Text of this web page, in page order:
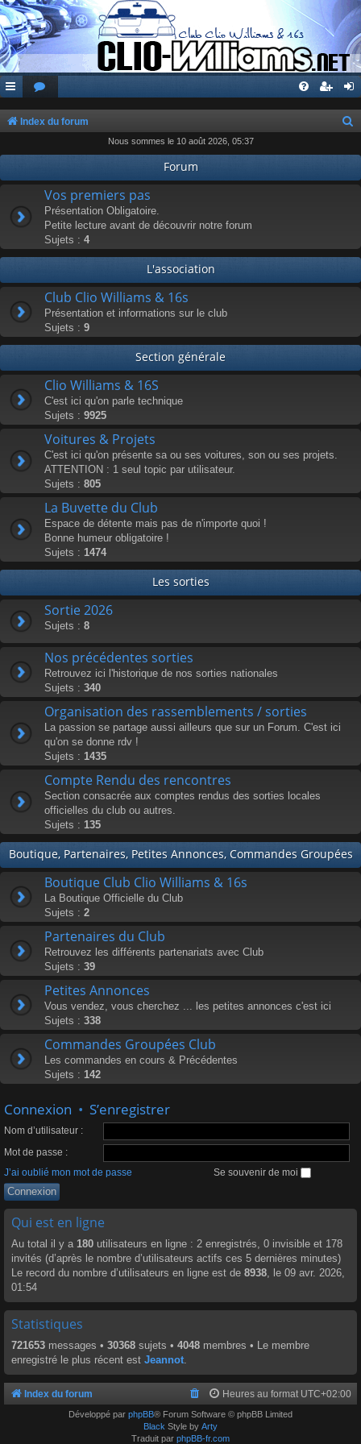
Index du forum
h
c
Nous sommes le 10 août 2026, 05:37
Forum
Vos premiers pas
Présentation Obligatoire.
Petite lecture avant de découvrir notre forum
Sujets : 4
L'association
Club Clio Williams & 16s
Présentation et informations sur le club
Sujets : 9
Section générale
Clio Williams & 16S
C'est ici qu'on parle technique
Sujets : 9925
Voitures & Projets
C'est ici qu'on présente sa ou ses voitures, son ou ses projets.
ATTENTION : 1 seul topic par utilisateur.
Sujets : 805
La Buvette du Club
Espace de détente mais pas de n'importe quoi !
Bonne humeur obligatoire !
Sujets : 1474
Les sorties
Sortie 2026
Sujets : 8
Nos précédentes sorties
Retrouvez ici l'historique de nos sorties nationales
Sujets : 340
Organisation des rassemblements / sorties
La passion se partage aussi ailleurs que sur un Forum. C'est ici
qu'on se donne rdv !
Sujets : 1435
Compte Rendu des rencontres
Section consacrée aux comptes rendus des sorties locales
officielles du club ou autres.
Sujets : 135
Boutique, Partenaires, Petites Annonces, Commandes Groupées
Boutique Club Clio Williams & 16s
La Boutique Officielle du Club
Sujets : 2
Partenaires du Club
Retrouvez les différents partenariats avec Club
Sujets : 39
Petites Annonces
Vous vendez, vous cherchez ... les petites annonces c'est ici
Sujets : 338
Commandes Groupées Club
Les commandes en cours & Précédentes
Sujets : 142
Connexion • S’enregistrer
Nom d’utilisateur :
Mot de passe :
J’ai oublié mon mot de passe
Se souvenir de moi
Qui est en ligne
Au total il y a 180 utilisateurs en ligne : 2 enregistrés, 0 invisible et 178
invités (d’après le nombre d’utilisateurs actifs ces 5 dernières minutes)
Le record du nombre d’utilisateurs en ligne est de 8938, le 09 avr. 2026,
01:54
Statistiques
721653 messages • 30368 sujets • 4048 membres • Le membre
enregistré le plus récent est Jeannot.
Index du forum Heures au format UTC+02:00
Développé par phpBB® Forum Software © phpBB Limited
Black Style by Arty
Traduit par phpBB-fr.com